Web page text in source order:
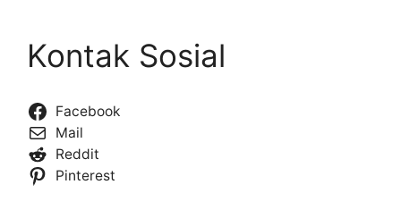
Kontak Sosial
Facebook
Mail
Reddit
Pinterest